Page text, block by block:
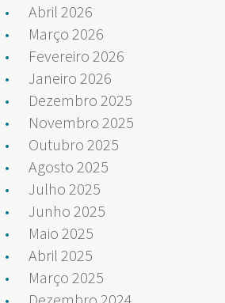
Abril 2026
Março 2026
Fevereiro 2026
Janeiro 2026
Dezembro 2025
Novembro 2025
Outubro 2025
Agosto 2025
Julho 2025
Junho 2025
Maio 2025
Abril 2025
Março 2025
Dezembro 2024